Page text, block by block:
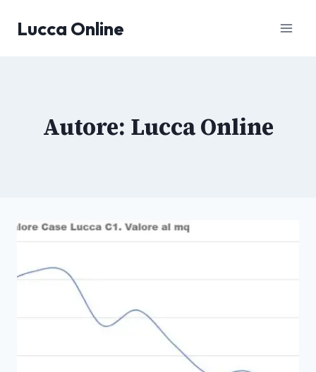
Lucca Online
Autore: Lucca Online